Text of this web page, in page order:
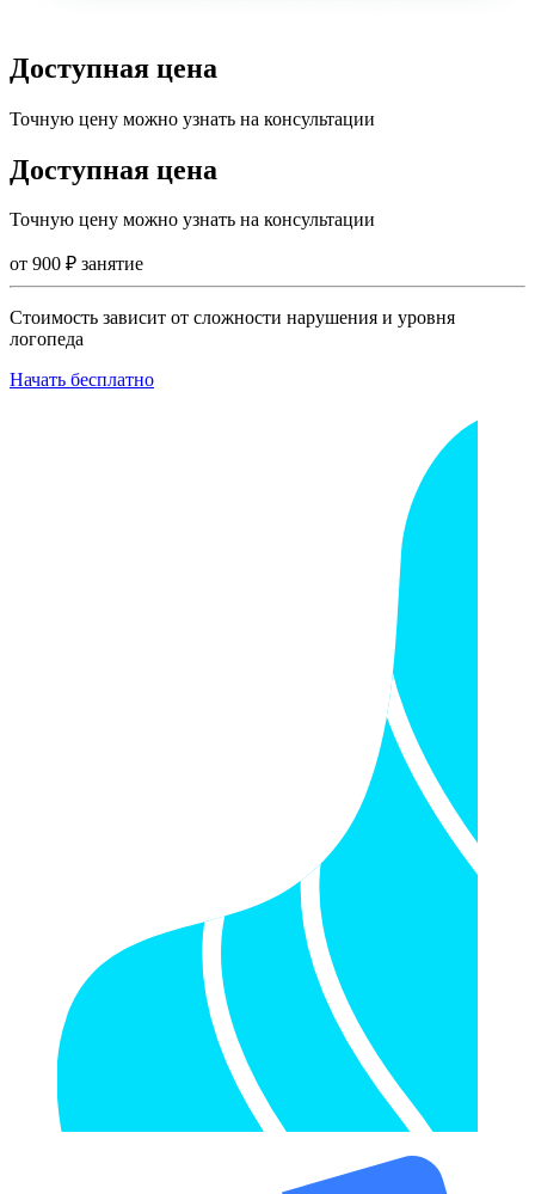
Доступная цена
Точную цену можно узнать на консультации
Доступная цена
Точную цену можно узнать на консультации
от 900 ₽ занятие
Стоимость зависит от сложности нарушения и уровня
логопеда
Начать бесплатно